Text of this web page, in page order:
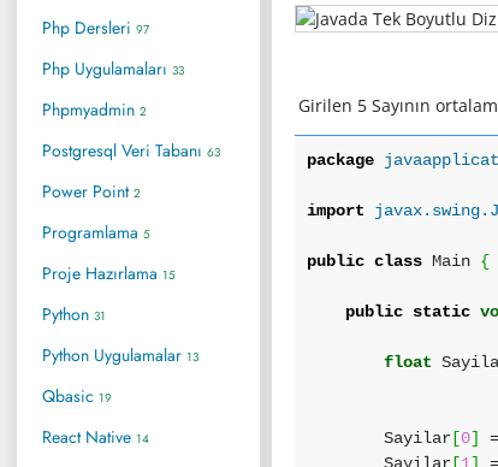
Php Dersleri 97
Php Uygulamaları 33
Phpmyadmin 2
Postgresql Veri Tabanı 63
Power Point 2
Programlama 5
Proje Hazırlama 15
Python 31
Python Uygulamalar 13
Qbasic 19
React Native 14
Girilen 5 Sayının
package
import
public class Main {
public static
float
Sayilar [0]